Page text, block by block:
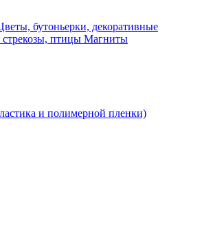
бутоньерки, декоративные
стрекозы, птицы Магниты
и полимерной пленки)